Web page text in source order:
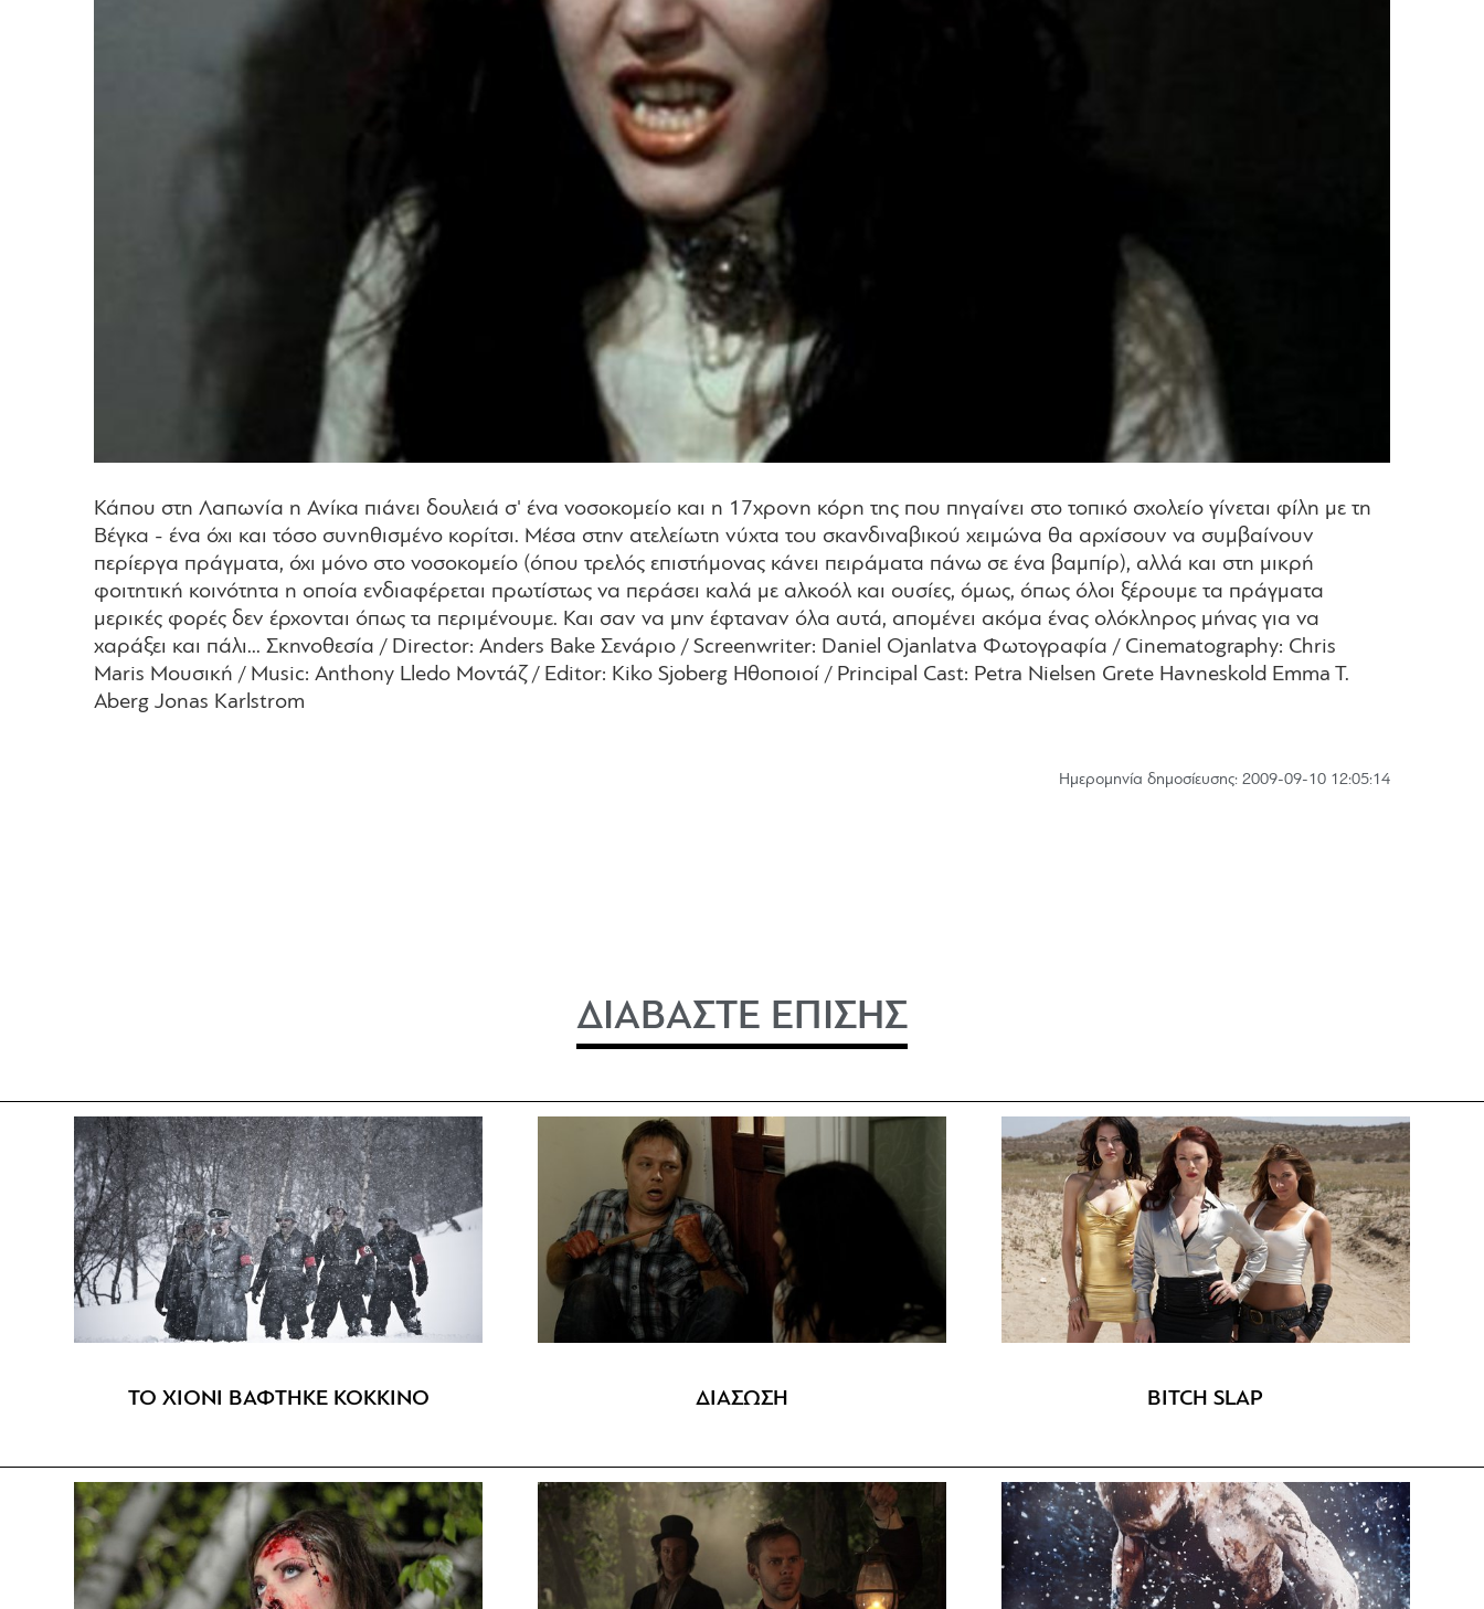
Κάπου στη Λαπωνία η Ανίκα πιάνει δουλειά σ' ένα νοσοκομείο και η 17χρονη κόρη της που πηγαίνει στο τοπικό σχολείο γίνεται φίλη με τη
Βέγκα - ένα όχι και τόσο συνηθισμένο κορίτσι. Μέσα στην ατελείωτη νύχτα του σκανδιναβικού χειμώνα θα αρχίσουν να συμβαίνουν
περίεργα πράγματα, όχι μόνο στο νοσοκομείο (όπου τρελός επιστήμονας κάνει πειράματα πάνω σε ένα βαμπίρ), αλλά και στη μικρή
φοιτητική κοινότητα η οποία ενδιαφέρεται πρωτίστως να περάσει καλά με αλκοόλ και ουσίες, όμως, όπως όλοι ξέρουμε τα πράγματα
μερικές φορές δεν έρχονται όπως τα περιμένουμε. Και σαν να μην έφταναν όλα αυτά, απομένει ακόμα ένας ολόκληρος μήνας για να
χαράξει και πάλι... Σκηνοθεσία / Director: Anders Bake Σενάριο / Screenwriter: Daniel Ojanlatva Φωτογραφία / Cinematography: Chris
Maris Μουσική / Music: Anthony Lledo Μοντάζ / Editor: Kiko Sjoberg Ηθοποιοί / Principal Cast: Petra Nielsen Grete Havneskold Emma T.
Aberg Jonas Karlstrom
Hμερομηνία δημοσίευσης: 2009-09-10 12:05:14
ΔΙΑΒΑΣΤΕ ΕΠΙΣΗΣ
ΤΟ ΧΙΟΝΙ ΒΑΦΤΗΚΕ ΚΟΚΚΙΝΟ ΔΙΑΣΩΣΗ BITCH SLAP